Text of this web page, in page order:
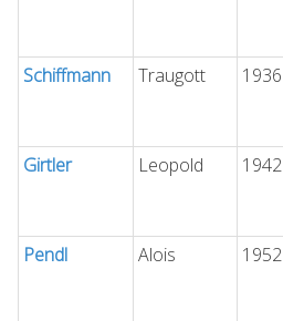
Schiffmann
Traugott 1936
Girtler
Leopold 1942
Pendl
Alois 1952